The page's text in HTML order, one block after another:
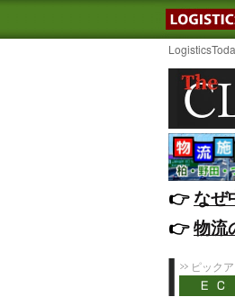
👉️なぜ
👉️物流
ピック